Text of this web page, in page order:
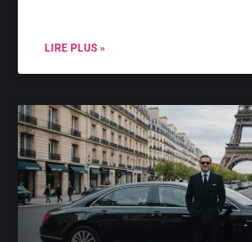
LIRE PLUS »